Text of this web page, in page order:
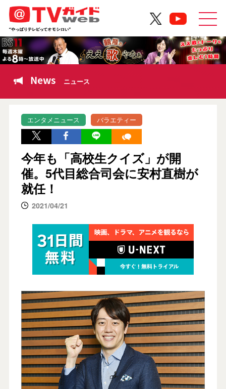
News ニュース
エンタメニュース バラエティー
今年も「高校生クイズ」が開
催。5代目総合司会に安村直樹が
就任！
2021/04/21